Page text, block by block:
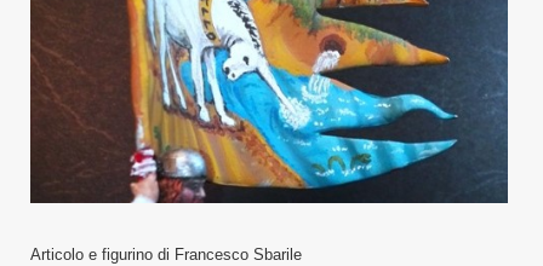
Articolo e figurino di Francesco Sbarile